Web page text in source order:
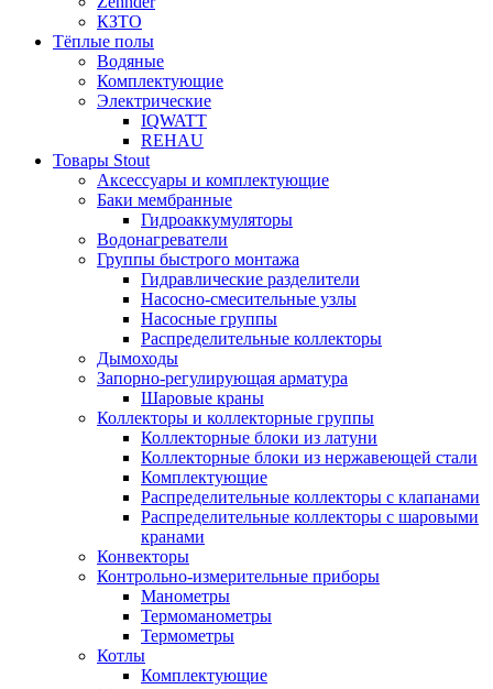
КЗТО
Тёплые полы
Водяные
Комплектующие
Электрические
IQWATT
REHAU
Товары Stout
Аксессуары и комплектующие
Баки мембранные
Гидроаккумуляторы
Водонагреватели
Группы быстрого монтажа
Гидравлические разделители
Насосно-смесительные узлы
Насосные группы
Распределительные коллекторы
Дымоходы
Запорно-регулирующая арматура
Шаровые краны
Коллекторы и коллекторные группы
Коллекторные блоки из латуни
Коллекторные блоки из нержавеющей стали
Комплектующие
Распределительные коллекторы с клапанами
Распределительные коллекторы с шаровыми
кранами
Конвекторы
Контрольно-измерительные приборы
Манометры
Термоманометры
Термометры
Котлы
Комплектующие